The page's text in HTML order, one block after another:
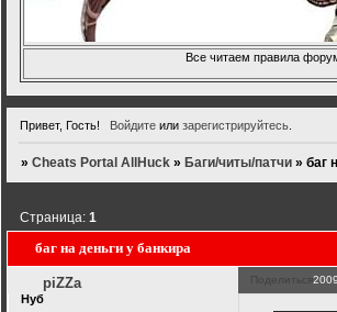
Все читаем правила
Привет, Гость! Войдитеили зарегистрируйтесь.
»Cheats Portal AllHuck » Баги/читы/патчи »баг
баг на деньги у банкира
Страница:1
Поделиться
piZZa
Нуб